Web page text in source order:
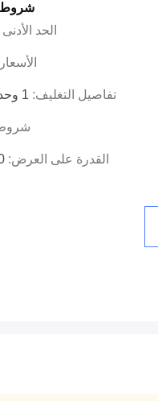
شروط
الحد
تفاصيل التغليف: 1 وحدة / علبة كرتون
القدرة على العرض: